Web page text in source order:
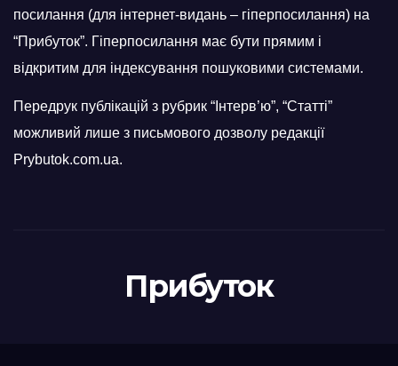
посилання (для інтернет-видань – гіперпосилання) на
“Прибуток”. Гіперпосилання має бути прямим і
відкритим для індексування пошуковими системами.
Передрук публікацій з рубрик “Інтерв’ю”, “Статті”
можливий лише з письмового дозволу редакції
Prybutok.com.ua.
Прибуток